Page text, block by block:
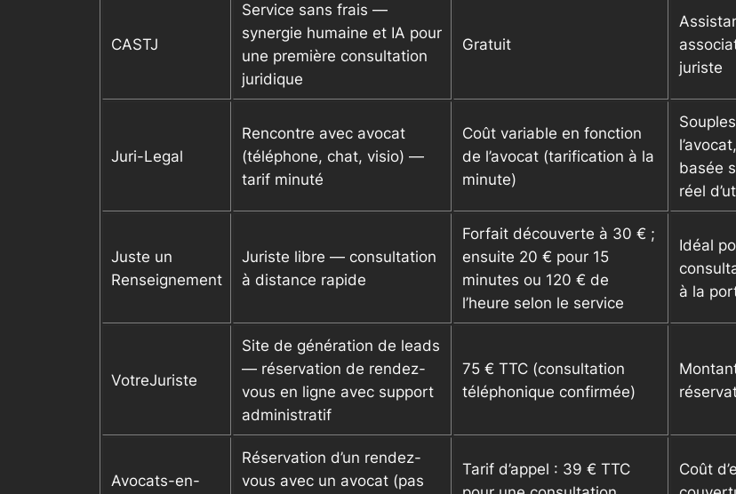
CASTJ
Service sans frais —
synergie humaine et IA pour
une première consultation
juridique
Gratuit
juriste
Juri-Legal
Rencontre avec avocat
(téléphone, chat, visio) —
tarif minuté
Coût variable en fonction
de l’avocat (tarification à la
minute)
basée
réel
Juste un
Renseignement
Juriste libre — consultation
à distance rapide
Forfait découverte à 30 € ;
ensuite 20 € pour 15
minutes ou 120 € de
l’heure selon le service
Idéal
à la
VotreJuriste
Site de génération de leads
— réservation de rendez-
vous en ligne avec support
administratif
75 € TTC (consultation
téléphonique confirmée)
Avocats-en-
Réservation d’un rendez-
vous avec un avocat (pas
Tarif d’appel : 39 € TTC
Coût